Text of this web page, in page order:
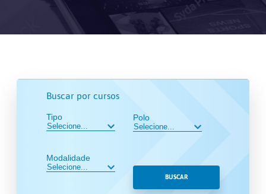
Buscar por cursos
Tipo
Modalidade
Polo
BUSCAR